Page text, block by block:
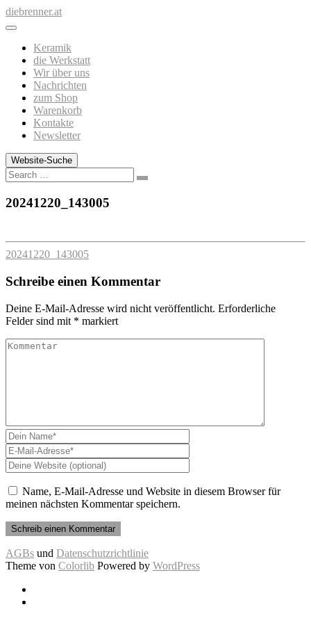
Zum
Inhalt
diebrenner.at
Keramik
die Werkstatt
Wir über uns
Nachrichten
zum Shop
Warenkorb
Kontakte
Newsletter
Website-Suche
Search
20241220_143005
20241220_143005
Schreibe einen Kommentar
Deine E-Mail-Adresse wird nicht veröffentlicht. Erforderliche
Felder sind mit * markiert
Name, E-Mail-Adresse und Website in diesem Browser für
meinen nächsten Kommentar speichern.
AGBs und Datenschutzrichtlinie
Theme von Colorlib Powered by WordPress